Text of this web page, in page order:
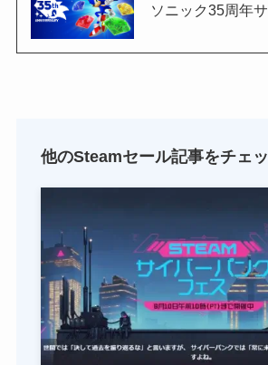
ソニック35周年
他のSteamセール記事をチェ